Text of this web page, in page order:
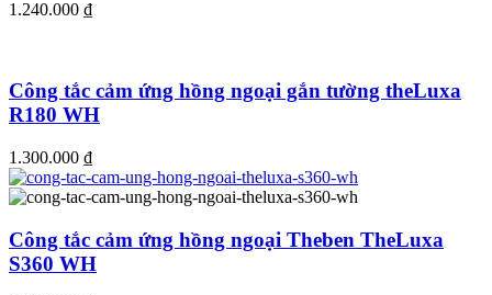
1.240.000 ₫
Công tắc cảm ứng hồng ngoại gắn tường theLuxa
R180 WH
1.300.000 ₫
Công tắc cảm ứng hồng ngoại Theben TheLuxa
S360 WH